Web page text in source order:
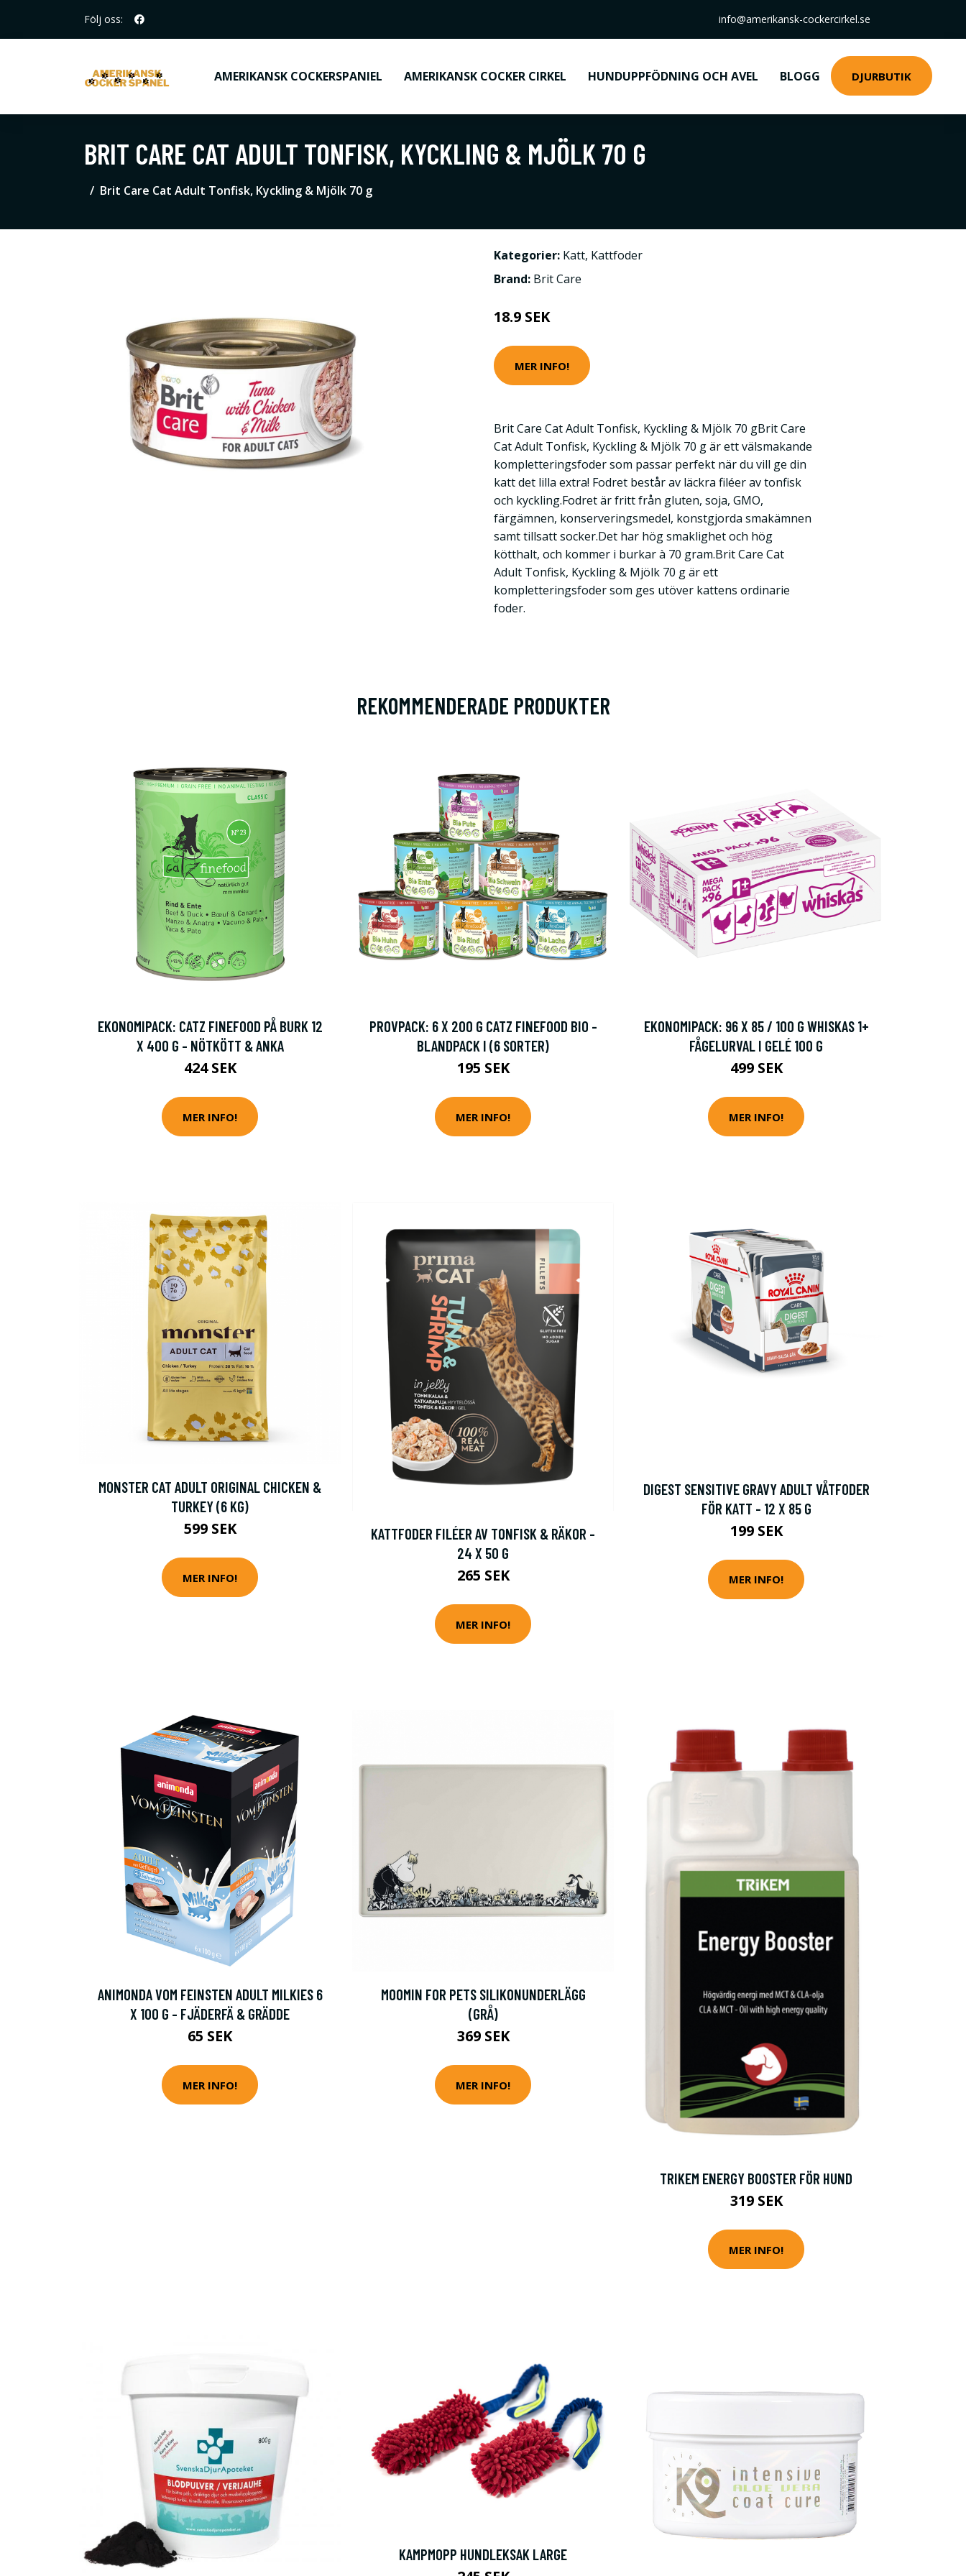
Följ oss: info@amerikansk-cockercirkel.se
AMERIKANSK COCKERSPANIEL AMERIKANSK COCKER CIRKEL HUNDUPPFÖDNING OCH AVEL BLOGG DJURBUTIK
BRIT CARE CAT ADULT TONFISK, KYCKLING & MJÖLK 70 G
Brit Care Cat Adult Tonfisk, Kyckling & Mjölk 70 g
Kategorier: Katt, Kattfoder
Brand: Brit Care
18.9 SEK
MER INFO!
Brit Care Cat Adult Tonfisk, Kyckling & Mjölk 70 gBrit Care
Cat Adult Tonfisk, Kyckling & Mjölk 70 g är ett välsmakande
kompletteringsfoder som passar perfekt när du vill ge din
katt det lilla extra! Fodret består av läckra filéer av tonfisk
och kyckling.Fodret är fritt från gluten, soja, GMO,
färgämnen, konserveringsmedel, konstgjorda smakämnen
samt tillsatt socker.Det har hög smaklighet och hög
kötthalt, och kommer i burkar à 70 gram.Brit Care Cat
Adult Tonfisk, Kyckling & Mjölk 70 g är ett
kompletteringsfoder som ges utöver kattens ordinarie
foder.
REKOMMENDERADE PRODUKTER
EKONOMIPACK: CATZ FINEFOOD PÅ BURK 12
X 400 G - NÖTKÖTT & ANKA
424 SEK
MER INFO!
PROVPACK: 6 X 200 G CATZ FINEFOOD BIO -
BLANDPACK I (6 SORTER)
195 SEK
MER INFO!
EKONOMIPACK: 96 X 85 / 100 G WHISKAS 1+
FÅGELURVAL I GELÉ 100 G
499 SEK
MER INFO!
MONSTER CAT ADULT ORIGINAL CHICKEN &
TURKEY (6 KG)
599 SEK
MER INFO!
KATTFODER FILÉER AV TONFISK & RÄKOR -
24 X 50 G
265 SEK
MER INFO!
DIGEST SENSITIVE GRAVY ADULT VÅTFODER
FÖR KATT - 12 X 85 G
199 SEK
MER INFO!
ANIMONDA VOM FEINSTEN ADULT MILKIES 6
X 100 G - FJÄDERFÄ & GRÄDDE
65 SEK
MER INFO!
MOOMIN FOR PETS SILIKONUNDERLÄGG
(GRÅ)
369 SEK
MER INFO!
TRIKEM ENERGY BOOSTER FÖR HUND
319 SEK
MER INFO!
KAMPMOPP HUNDLEKSAK LARGE